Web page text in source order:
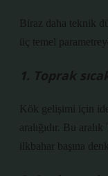
Biraz daha teknik
üç temel
1. Toprak
Kök gelişimi için
aralığıdır. Bu
ilkbahar başına